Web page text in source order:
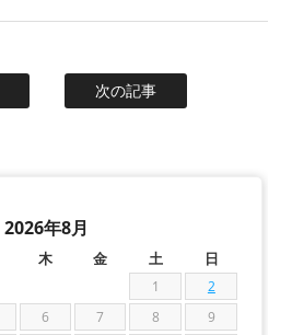
次の記事
2026年8月
木 金 土 日
1
2
6 7 8
9